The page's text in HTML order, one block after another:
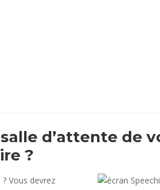
d’attente de
?
Vous devrez